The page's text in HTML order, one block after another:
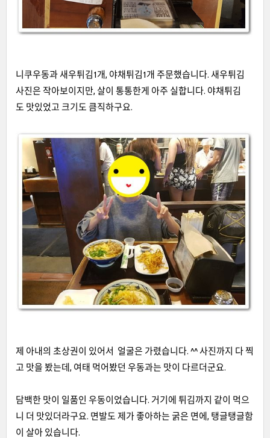
니쿠우동과 새우튀김1개, 야채튀김1개 주문했습니다. 새우튀김
사진은 작아보이지만, 살이 통통한게 아주 실합니다. 야채튀김
도 맛있었고 크기도 큼직하구요.
제 아내의 초상권이 있어서 얼굴은 가렸습니다. ^^사진까지 다 찍
고 맛을 봤는데 , 여태 먹어봤던 우동과는 맛이 다르더군요.
담백한 맛이 일품인 우동이었습니다. 거기에 튀김까지 같이 먹으
니 더 맛있더라구요. 면발도 제가 좋아하는 굵은 면에 , 탱글탱글함
이 살아 있습니다.